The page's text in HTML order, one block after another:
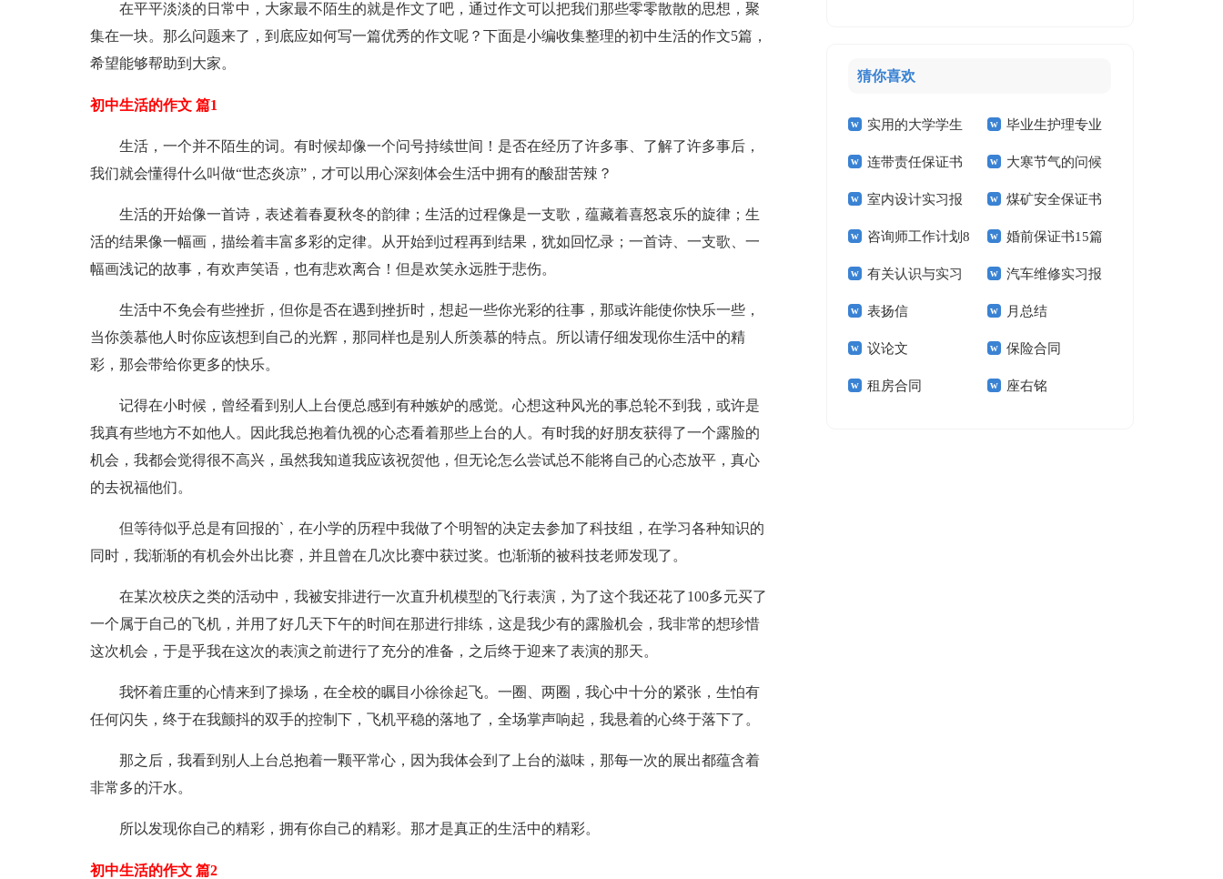
在平平淡淡的日常中，大家最不陌生的就是作文了吧，通过作文可以把我们那些零零散散的思想，聚
集在一块。那么问题来了，到底应如何写一篇优秀的作文呢？下面是小编收集整理的初中生活的作文5篇，
希望能够帮助到大家。
初中生活的作文 篇1
生活，一个并不陌生的词。有时候却像一个问号持续世间！是否在经历了许多事、了解了许多事后，
我们就会懂得什么叫做“世态炎凉”，才可以用心深刻体会生活中拥有的酸甜苦辣？
生活的开始像一首诗，表述着春夏秋冬的韵律；生活的过程像是一支歌，蕴藏着喜怒哀乐的旋律；生
活的结果像一幅画，描绘着丰富多彩的定律。从开始到过程再到结果，犹如回忆录；一首诗、一支歌、一
幅画浅记的故事，有欢声笑语，也有悲欢离合！但是欢笑永远胜于悲伤。
生活中不免会有些挫折，但你是否在遇到挫折时，想起一些你光彩的往事，那或许能使你快乐一些，
当你羡慕他人时你应该想到自己的光辉，那同样也是别人所羡慕的特点。所以请仔细发现你生活中的精
彩，那会带给你更多的快乐。
记得在小时候，曾经看到别人上台便总感到有种嫉妒的感觉。心想这种风光的事总轮不到我，或许是
我真有些地方不如他人。因此我总抱着仇视的心态看着那些上台的人。有时我的好朋友获得了一个露脸的
机会，我都会觉得很不高兴，虽然我知道我应该祝贺他，但无论怎么尝试总不能将自己的心态放平，真心
的去祝福他们。
但等待似乎总是有回报的`，在小学的历程中我做了个明智的决定去参加了科技组，在学习各种知识的
同时，我渐渐的有机会外出比赛，并且曾在几次比赛中获过奖。也渐渐的被科技老师发现了。
在某次校庆之类的活动中，我被安排进行一次直升机模型的飞行表演，为了这个我还花了100多元买了
一个属于自己的飞机，并用了好几天下午的时间在那进行排练，这是我少有的露脸机会，我非常的想珍惜
这次机会，于是乎我在这次的表演之前进行了充分的准备，之后终于迎来了表演的那天。
我怀着庄重的心情来到了操场，在全校的瞩目小徐徐起飞。一圈、两圈，我心中十分的紧张，生怕有
任何闪失，终于在我颤抖的双手的控制下，飞机平稳的落地了，全场掌声响起，我悬着的心终于落下了。
那之后，我看到别人上台总抱着一颗平常心，因为我体会到了上台的滋味，那每一次的展出都蕴含着
非常多的汗水。
所以发现你自己的精彩，拥有你自己的精彩。那才是真正的生活中的精彩。
初中生活的作文 篇2
猜你喜欢
实用的大学学生
实习报告范文锦集六
篇
毕业生护理专业
求职信精选15篇
连带责任保证书 大寒节气的问候
祝福语
室内设计实习报
告汇编15篇
煤矿安全保证书
(15篇)
咨询师工作计划8
篇
婚前保证书15篇
有关认识与实习
报告模板集锦十篇
汽车维修实习报
告(汇编15篇)
表扬信 月总结
议论文 保险合同
租房合同 座右铭